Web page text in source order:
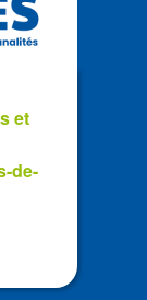
et
de-